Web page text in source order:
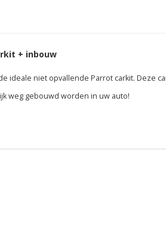
+ inbouw
ideale niet opvallende Parrot carkit. Deze
weg gebouwd worden in uw auto!